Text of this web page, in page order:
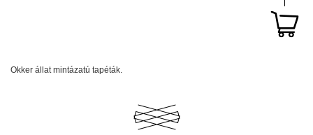
Okker állat mintázatú tapéták.